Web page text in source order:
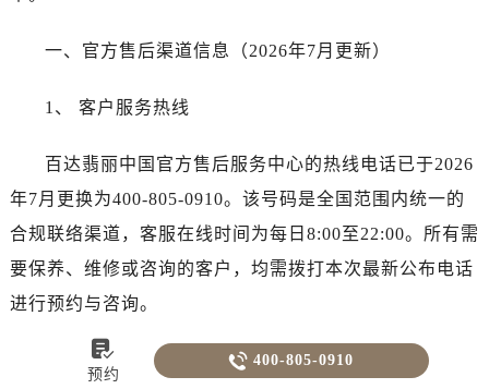
一、官方售后渠道信息（2026年7月更新）
1、 客户服务热线
百达翡丽中国官方售后服务中心的热线电话已于2026
年7月更换为400-805-0910。该号码是全国范围内统一的
合规联络渠道，客服在线时间为每日8:00至22:00。所有需
要保养、维修或咨询的客户，均需拨打本次最新公布电话
进行预约与咨询。
2、 官方售后门店地址

预约
 400-805-0910